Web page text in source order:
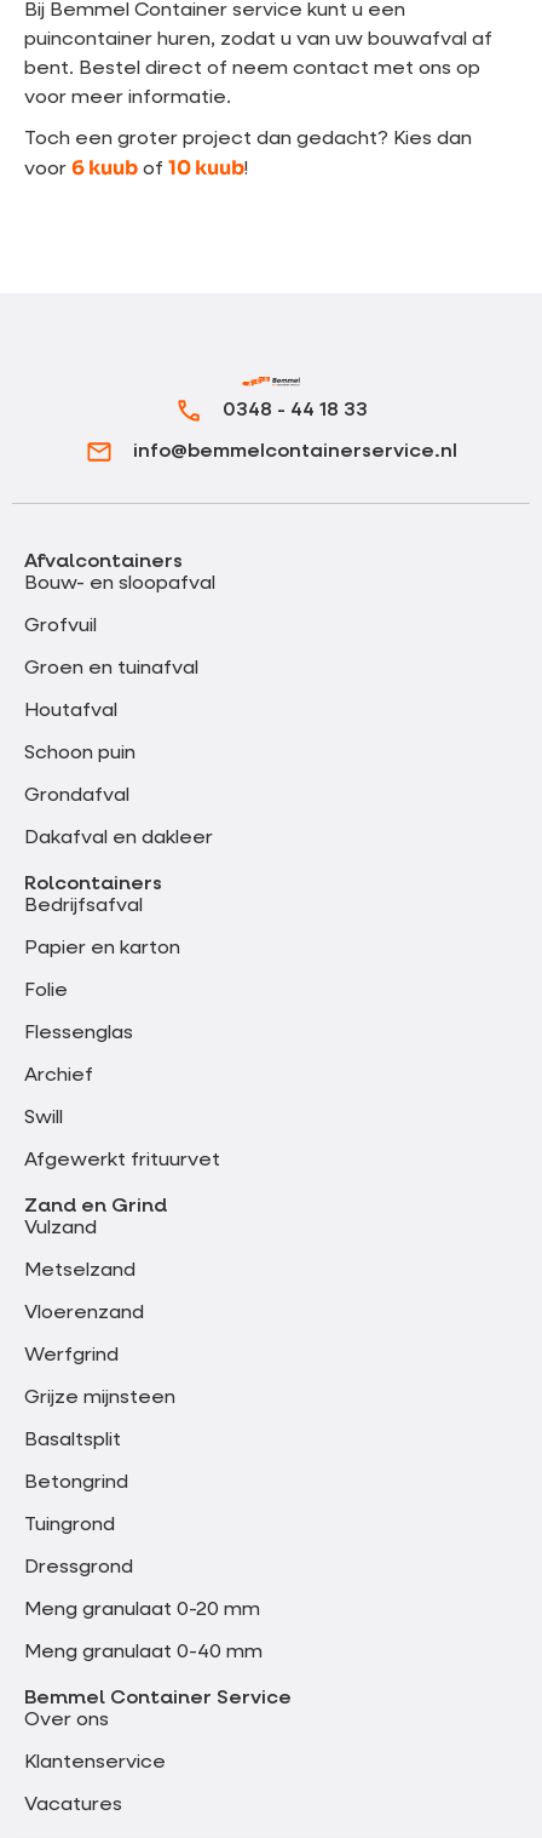
Bij Bemmel Container service kunt u een
puincontainer huren, zodat u van uw bouwafval af
bent. Bestel direct of neem contact met ons op
voor meer informatie.
Toch een groter project dan gedacht? Kies dan
voor 6 kuub of 10 kuub!
0348 - 44 18 33
info@bemmelcontainerservice.nl
Afvalcontainers
Bouw- en sloopafval
Grofvuil
Groen en tuinafval
Houtafval
Schoon puin
Grondafval
Dakafval en dakleer
Rolcontainers
Bedrijfsafval
Papier en karton
Folie
Flessenglas
Archief
Swill
Afgewerkt frituurvet
Zand en Grind
Vulzand
Metselzand
Vloerenzand
Werfgrind
Grijze mijnsteen
Basaltsplit
Betongrind
Tuingrond
Dressgrond
Meng granulaat 0-20 mm
Meng granulaat 0-40 mm
Bemmel Container Service
Over ons
Klantenservice
Vacatures